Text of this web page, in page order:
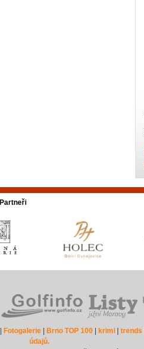
Partneři
Fotogalerie| Brno TOP 100| krimi| trends
údajů.